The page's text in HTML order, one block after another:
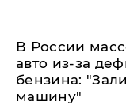
В России
авто из-за
бензина:
машину"